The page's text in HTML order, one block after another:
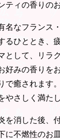
ティの香りのお
名なフランス・
るひととき、
として、リラ
好みの香りを
で癒されます
さしく満た
を消した後、
に不燃性のお